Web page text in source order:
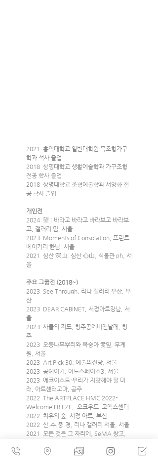
2021  홍익대학교 일반대학원 목조형가구
학과 석사 졸업
2018  상명대학교 생활예술학과 가구조형
전공 학사 졸업
2018  상명대학교 조형예술학과 서양화 전
공 학사 졸업
개인전
2024  望 : 바라고 바라고 바라보고 바라보
고, 갤러리 밈, 서울
2023  Moments of Consolation, 프린트
베이커리 한남, 서울
2021  심산 深山, 심산 心山, 식물관 ph, 서
울
주요 그룹전 (2018~)
2023  See Through, 리나 갤러리 부산, 부
산
2023  DEAR CABINET, 서정아트강남, 서
울
2023  사물의 지도, 청주공예비엔날레, 청
주
2023  오동나무뿌리와 복숭아 꽃잎, 무계
원, 서울
2023  Art Pick 30, 예술의전당, 서울
2023  공예이기, 아트스페이스3, 서울
2023  에코이스트-우리가 지향해야 할 미
래, 아트센터고마, 공주
2022  The ARTPLACE HMC 2022-
Welcome FRIEZE,  오크우드  코엑스센터
2022  치유의 숲, 서정 아트, 부산
2022  산.수.풍.경, 리나 갤러리 서울, 서울
2021  모든 것은 그 자리에, SeMA 창고,
2020  Multi persona, 청주한국공예관, 청